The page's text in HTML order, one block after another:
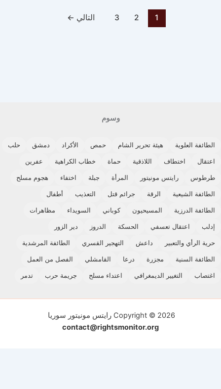
1
2
3 التالي ←
وسوم
الطائفة العلوية هيئة تحرير الشام حمص الأكراد دمشق حلب
اعتقال اختطاف اللاذقية حماة خطاب الكراهية عفرين
طرطوس رايتس مونيتور المرأة جبلة اختفاء هجوم مسلح
الطائفة الشيعية الرقة جرائم قتل التعذيب أطفال
الطائفة الدرزية المسيحيون كوباني السويداء مظاهرات
إدلب اعتقال تعسفي الحسكة الدروز دير الزور
حرية الرأي والتعبير داعش التهجير القسري الطائفة المرشدية
الطائفة السنية مجزرة درعا القامشلي الفصل من العمل
اغتصاب التغيير الديمغرافي اعتداء مسلح جريمة حرب تدمر
Copyright © 2026 رايتس مونيتور سوريا
contact@rightsmonitor.org